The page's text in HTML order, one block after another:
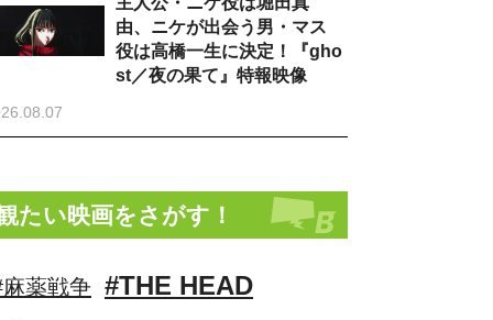
由、ニケが出会う男・マス
役は高橋一生に決定！『gho
st／夜の果て』特報映像
たい映画をさがす！
薬戦争 #THE HEAD